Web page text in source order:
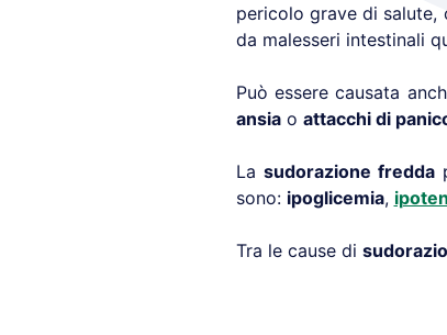
pericolo grave di salute,
da malesseri intestinali
Può essere causata
ansiao attacchi di
La sudorazione fredda
sono: ipoglicemia,
Tra le cause di